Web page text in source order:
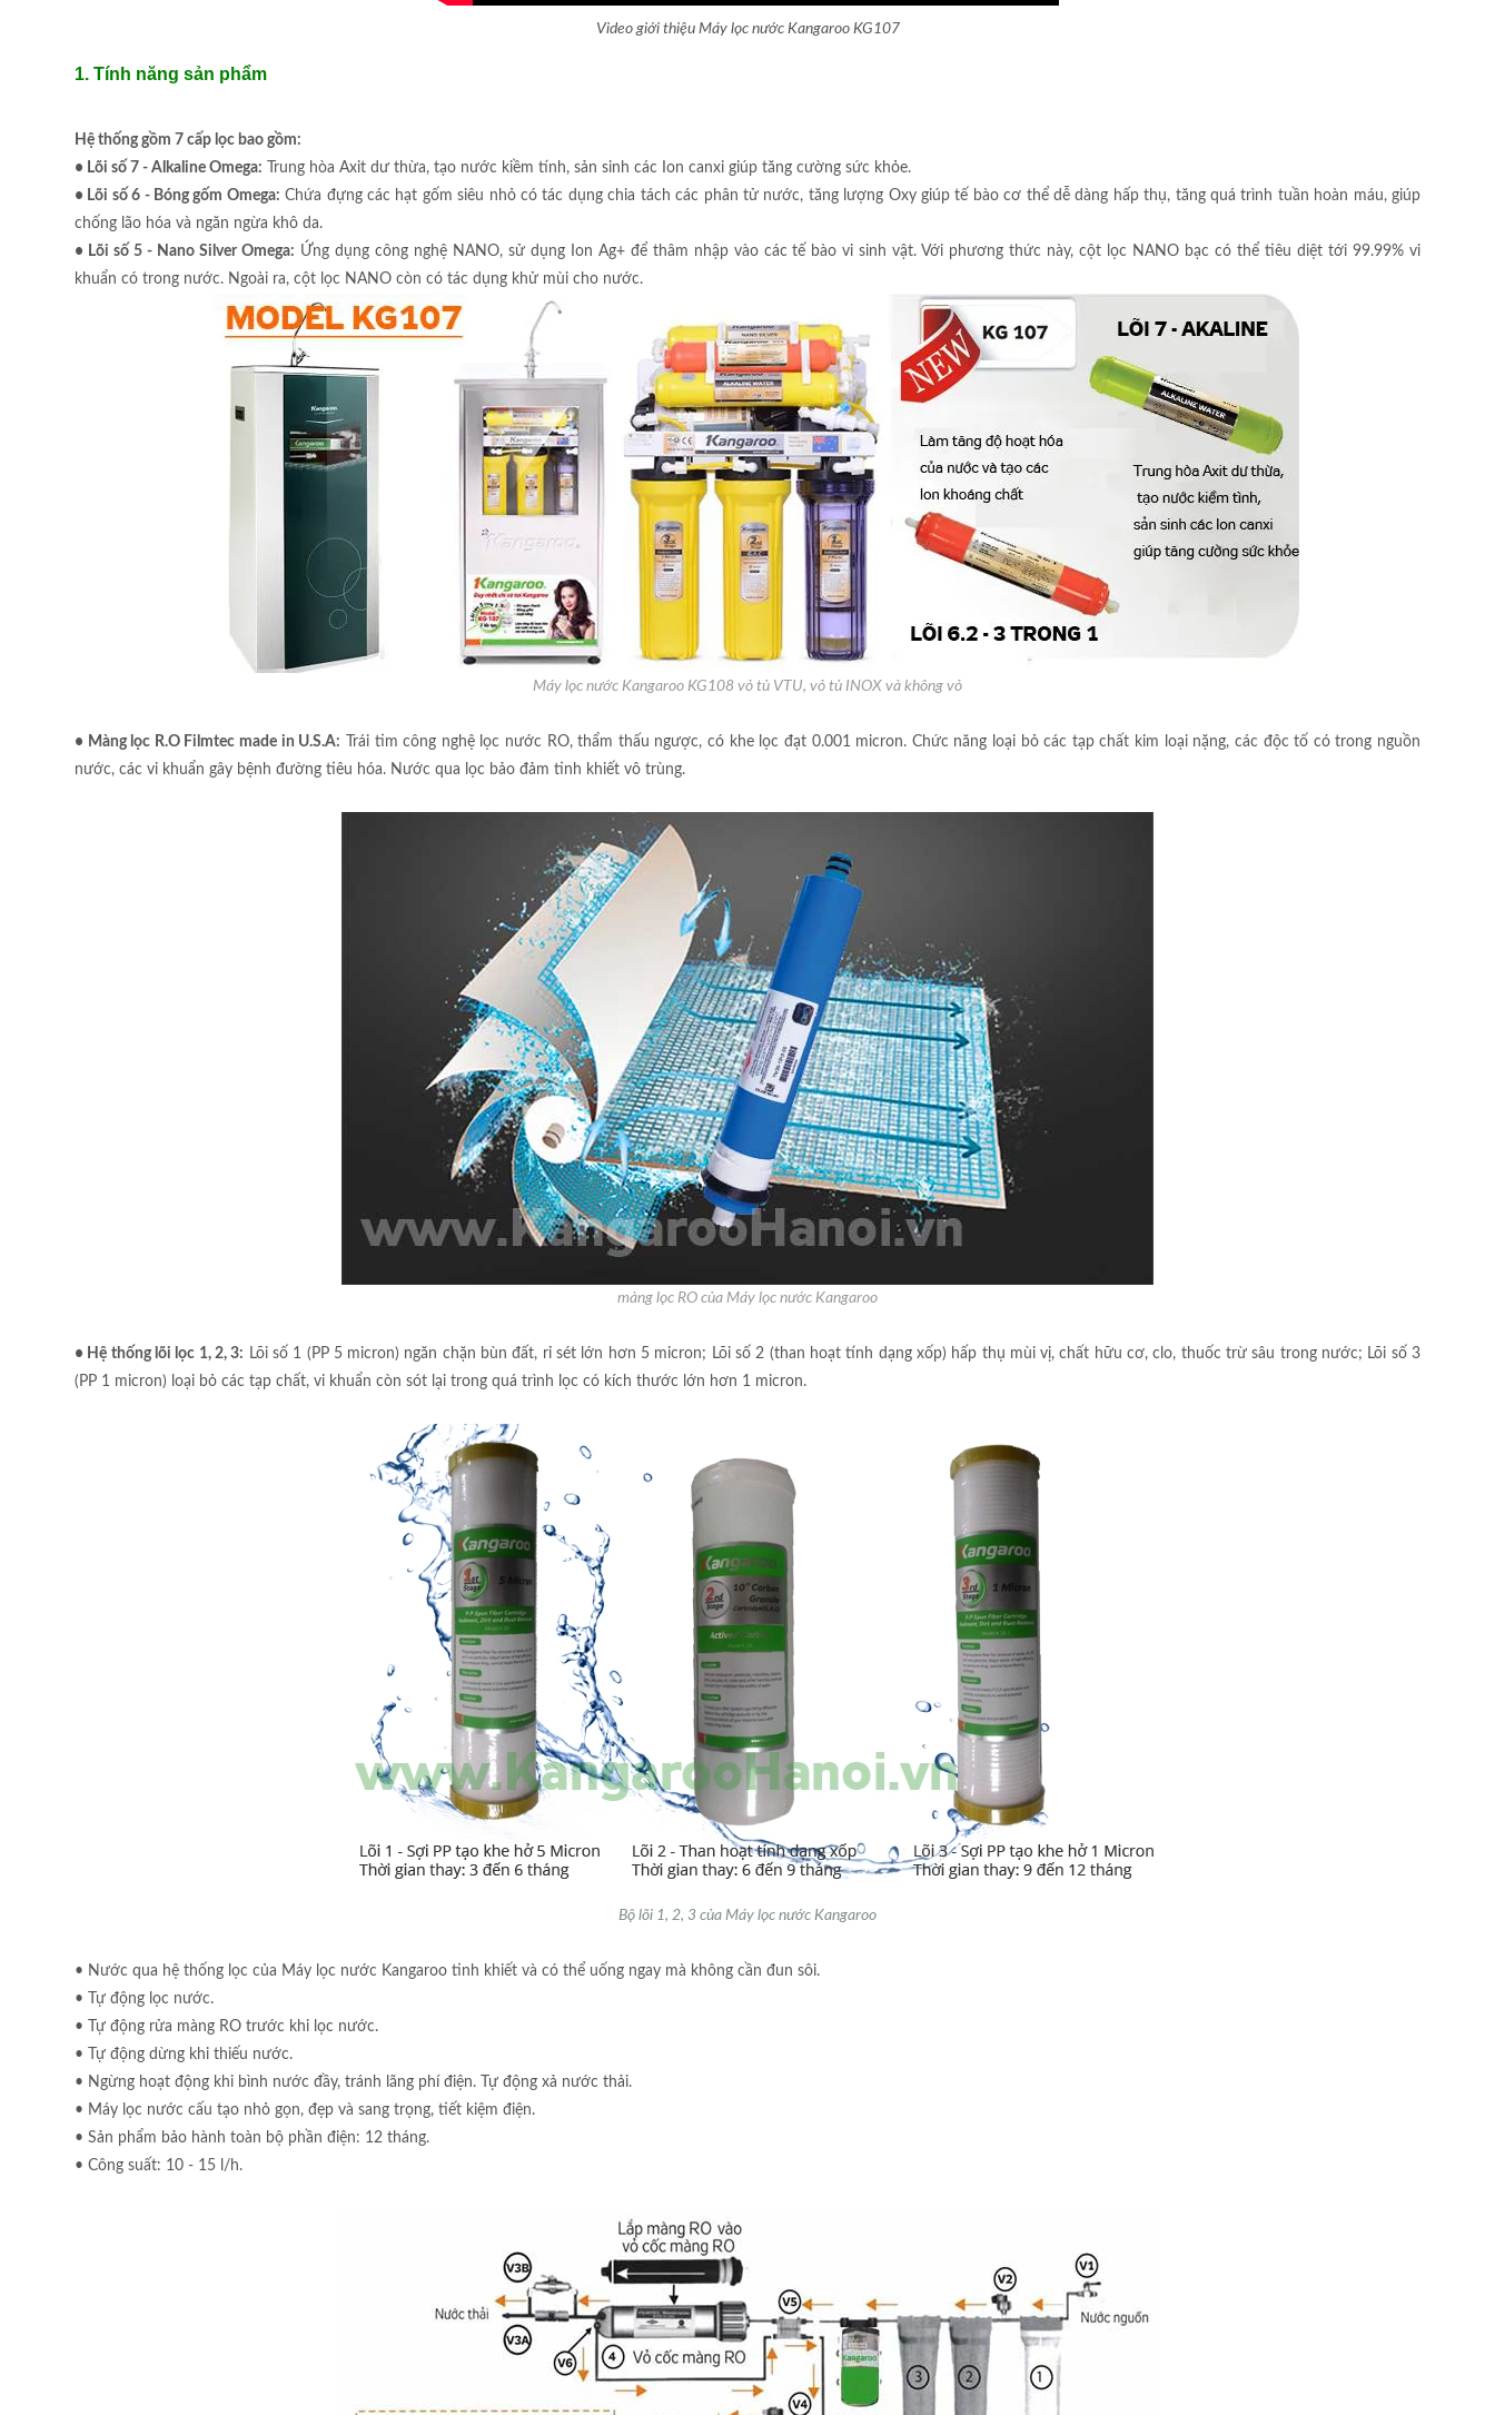
Video giới thiệu Máy lọc nước Kangaroo KG107
1. Tính năng sản phẩm
Hệ thống gồm 7 cấp lọc bao gồm:
• Lõi số 7 - Alkaline Omega: Trung hòa Axit dư thừa, tạo nước kiềm tính, sản sinh các Ion canxi giúp tăng cường sức khỏe.
• Lõi số 6 - Bóng gốm Omega: Chứa đựng các hạt gốm siêu nhỏ có tác dụng chia tách các phân tử nước, tăng lượng Oxy giúp tế bào cơ thể dễ dàng hấp thụ, tăng quá trình tuần hoàn máu, giúp
chống lão hóa và ngăn ngừa khô da.
• Lõi số 5 - Nano Silver Omega: Ứng dụng công nghệ NANO, sử dụng Ion Ag+ để thâm nhập vào các tế bào vi sinh vật. Với phương thức này, cột lọc NANO bạc có thể tiêu diệt tới 99.99% vi
khuẩn có trong nước. Ngoài ra, cột lọc NANO còn có tác dụng khử mùi cho nước.
Máy lọc nước Kangaroo KG108 vỏ tủ VTU, vỏ tủ INOX và không vỏ
• Màng lọc R.O Filmtec made in U.S.A: Trái tim công nghệ lọc nước RO, thẩm thấu ngược, có khe lọc đạt 0.001 micron. Chức năng loại bỏ các tạp chất kim loại nặng, các độc tố có trong nguồn
nước, các vi khuẩn gây bệnh đường tiêu hóa. Nước qua lọc bảo đảm tinh khiết vô trùng.
màng lọc RO của Máy lọc nước Kangaroo
• Hệ thống lõi lọc 1, 2, 3: Lõi số 1 (PP 5 micron) ngăn chặn bùn đất, rỉ sét lớn hơn 5 micron; Lõi số 2 (than hoạt tính dạng xốp) hấp thụ mùi vị, chất hữu cơ, clo, thuốc trừ sâu trong nước; Lõi số 3
(PP 1 micron) loại bỏ các tạp chất, vi khuẩn còn sót lại trong quá trình lọc có kích thước lớn hơn 1 micron.
Bộ lõi 1, 2, 3 của Máy lọc nước Kangaroo
• Nước qua hệ thống lọc của Máy lọc nước Kangaroo tinh khiết và có thể uống ngay mà không cần đun sôi.
• Tự động lọc nước.
• Tự động rửa màng RO trước khi lọc nước.
• Tự động dừng khi thiếu nước.
• Ngừng hoạt động khi bình nước đầy, tránh lãng phí điện. Tự động xả nước thải.
• Máy lọc nước cấu tạo nhỏ gọn, đẹp và sang trọng, tiết kiệm điện.
• Sản phẩm bảo hành toàn bộ phần điện: 12 tháng.
• Công suất: 10 - 15 l/h.